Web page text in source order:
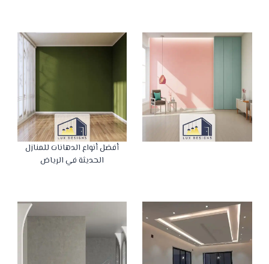
أفضل أنواع الدهانات للمنازل
الحديثة في الرياض